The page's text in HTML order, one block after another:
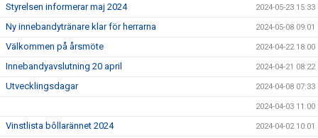
Styrelsen informerar maj 2024 2024-05-23 15:33
Ny innebandytränare klar för herrarna 2024-05-08 09:01
Välkommen på årsmöte 2024-04-22 18:00
Innebandyavslutning 20 april 2024-04-21 08:22
Utvecklingsdagar 2024-04-08 07:33
2024-04-03 11:00
Vinstlista bôllarännet 2024 2024-04-02 10:01